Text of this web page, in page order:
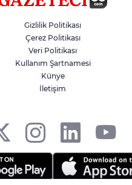
Hikmet Başak’tan Ulaşım
Atatürk Bulvarında Asfalt
Gizlilik Politikası
Çerez Politikası
Veri Politikası
Kullanım Şartnamesi
Künye
İletişim